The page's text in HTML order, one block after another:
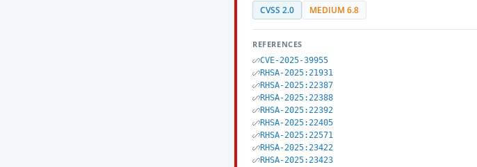
CVSS 2.0 MEDIUM 6.8
REFERENCES
CVE-2025-39955
RHSA-2025:21931
RHSA-2025:22387
RHSA-2025:22388
RHSA-2025:22392
RHSA-2025:22405
RHSA-2025:22571
RHSA-2025:23422
RHSA-2025:23423